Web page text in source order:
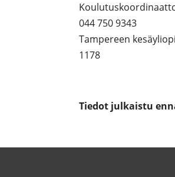
044 750 9343
Tampereen
1178
Tiedot julkaistu